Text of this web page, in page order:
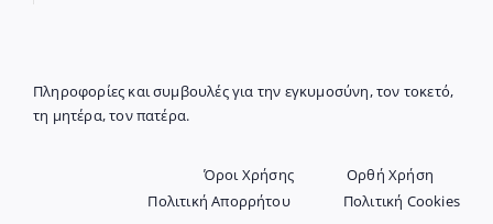
Πληροφορίες και συμβουλές για την εγκυμοσύνη, τον τοκετό,
τη μητέρα, τον πατέρα.
Όροι Χρήσης
Ορθή Χρήση
Πολιτική Απορρήτου
Πολιτική Cookies